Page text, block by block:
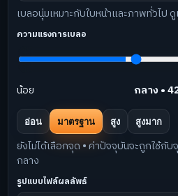
เบลอนุ่มเหมาะกับใบหน้าและภาพทั่วไป
ความแรงการเบลอ
น้อย กลาง •
อ่อน มาตรฐาน สูง สูงมาก
ยังไม่ได้เลือกจุด • ค่าปัจจุบันจะถูกใช้กับ
กลาง
รูปแบบไฟล์ผลลัพธ์